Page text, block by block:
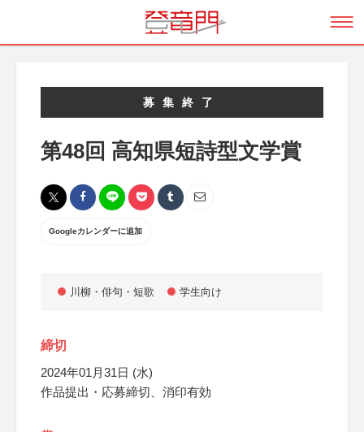
募集終了
第48回 高知県短詩型文学賞
Googleカレンダーに追加
川柳・俳句・短歌 学生向け
締切
2024年01月31日 (水)
作品提出・応募締切、消印有効